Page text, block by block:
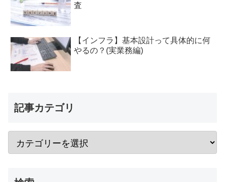
査
【インフラ】基本設計って具体的に何
やるの？(実業務編)
記事カテゴリ